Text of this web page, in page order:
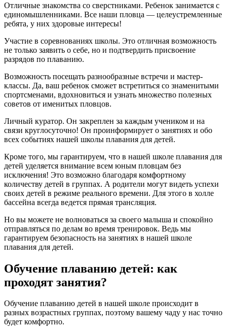
Отличные знакомства со сверстниками. Ребенок занимается с
единомышленниками. Все наши пловца — целеустремленные
ребята, у них здоровые интересы!
Участие в соревнованиях школы. Это отличная возможность
не только заявить о себе, но и подтвердить присвоение
разрядов по плаванию.
Возможность посещать разнообразные встречи и мастер-
классы. Да, ваш ребенок сможет встретиться со знаменитыми
спортсменами, вдохновиться и узнать множество полезных
советов от именитых пловцов.
Личный куратор. Он закреплен за каждым учеником и на
связи круглосуточно! Он проинформирует о занятиях и обо
всех событиях нашей школы плавания для детей.
Кроме того, мы гарантируем, что в нашей школе плавания для
детей уделяется внимание всем юным пловцам без
исключения! Это возможно благодаря комфортному
количеству детей в группах. А родители могут видеть успехи
своих детей в режиме реального времени. Для этого в холле
бассейна всегда ведется прямая трансляция.
Но вы можете не волноваться за своего малыша и спокойно
отправляться по делам во время тренировок. Ведь мы
гарантируем безопасность на занятиях в нашей школе
плавания для детей.
Обучение плаванию детей: как
проходят занятия?
Обучение плаванию детей в нашей школе происходит в
разных возрастных группах, поэтому вашему чаду у нас точно
будет комфортно.